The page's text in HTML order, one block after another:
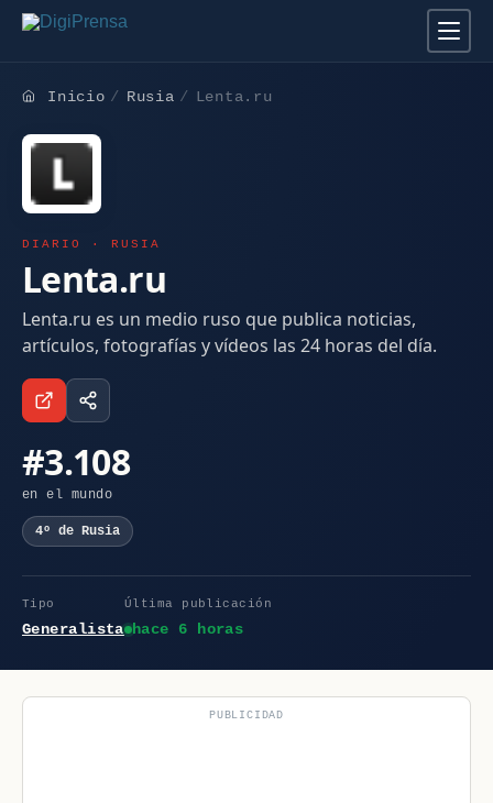
Inicio Rusia Lenta.ru
DIARIO · RUSIA
Lenta.ru
Lenta.ru es un medio ruso que publica noticias,
artículos, fotografías y vídeos las 24 horas del día.
#3.108
en el mundo
4º de Rusia
Tipo
Generalista
Última publicación
hace 6 horas
PUBLICIDAD